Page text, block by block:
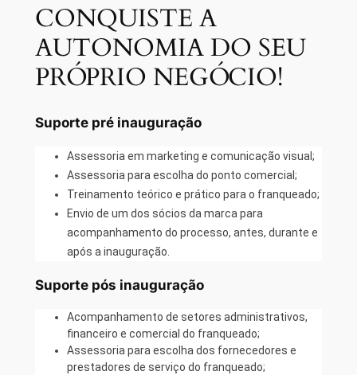
CONQUISTE A
AUTONOMIA DO SEU
PRÓPRIO NEGÓCIO!
Suporte pré inauguração
Assessoria em marketing e comunicação visual;
Assessoria para escolha do ponto comercial;
Treinamento teórico e prático para o franqueado;
Envio de um dos sócios da marca para
acompanhamento do processo, antes, durante e
após a inauguração.
Suporte pós inauguração
Acompanhamento de setores administrativos,
financeiro e comercial do franqueado;
Assessoria para escolha dos fornecedores e
prestadores de serviço do franqueado;